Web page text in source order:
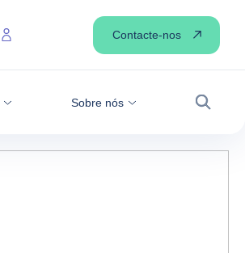
Sobre nós
Contacte-nos